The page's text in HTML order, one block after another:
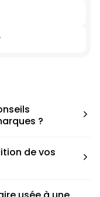
?
ce soit une taille
à votre taille
de vos